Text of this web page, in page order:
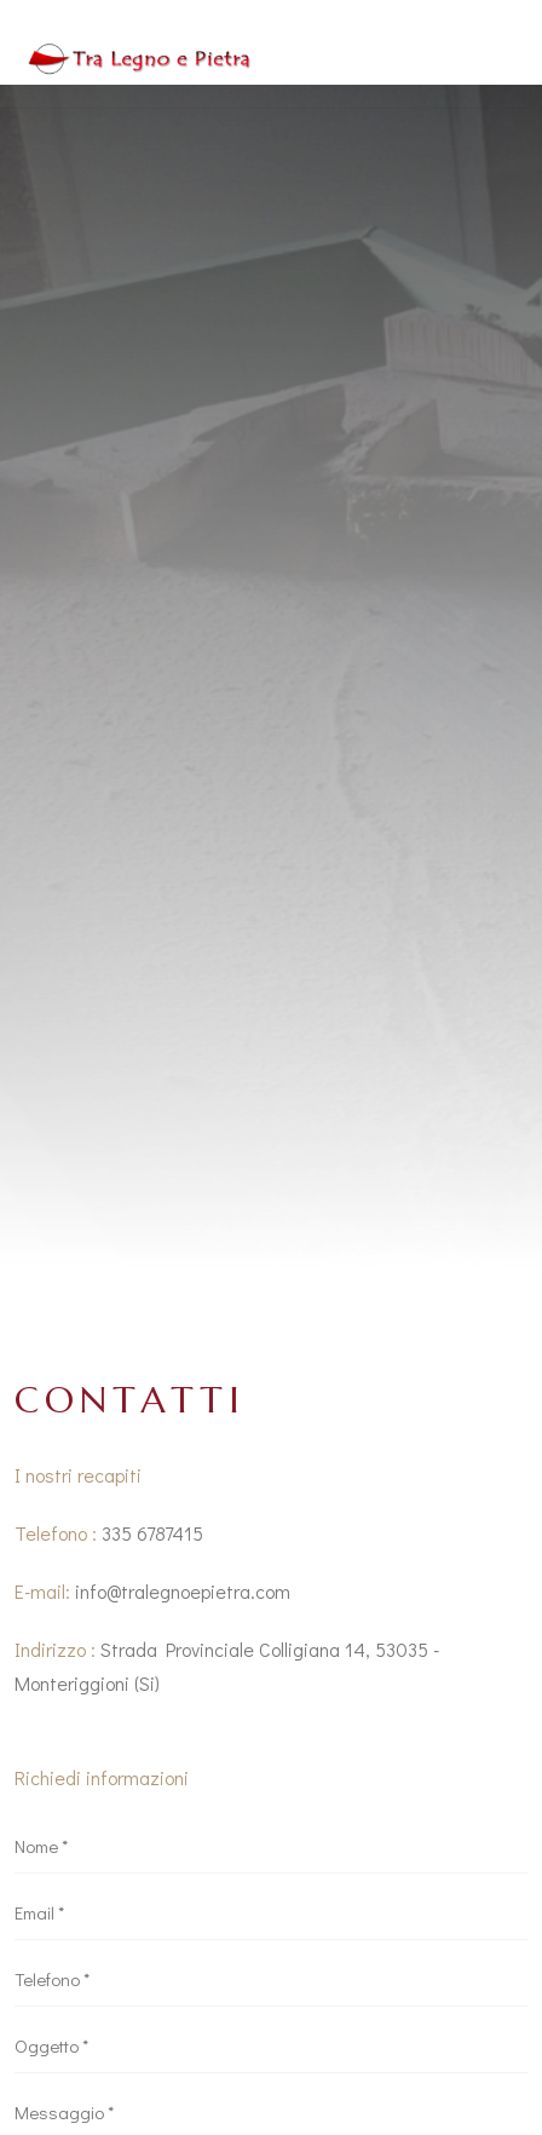
CONTATTI
I nostri recapiti
Telefono : 335 6787415
E-mail: info@tralegnoepietra.com
Indirizzo : Strada Provinciale Colligiana 14, 53035 -
Monteriggioni (Si)
Richiedi informazioni